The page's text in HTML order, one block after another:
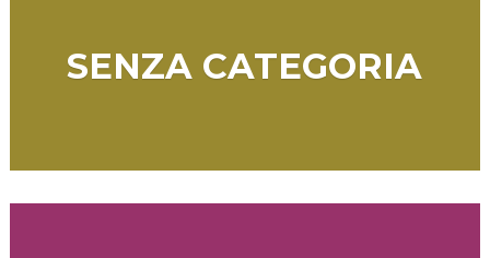
SENZA CATEGORIA